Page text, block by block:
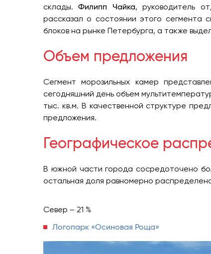
склады.Филипп Чайка, руководитель
рассказал о состоянии этого сегмента
блоков на рынке Петербурга, а также
Объем предложения
Сегмент морозильных камер
сегодняшний день объем
тыс. кв.м. В качественной структуре
предложения.
Географическое
В южной части города сосредоточено
остальная доля равномерно
Север – 21 %
Логопарк «Осиновая Роща»